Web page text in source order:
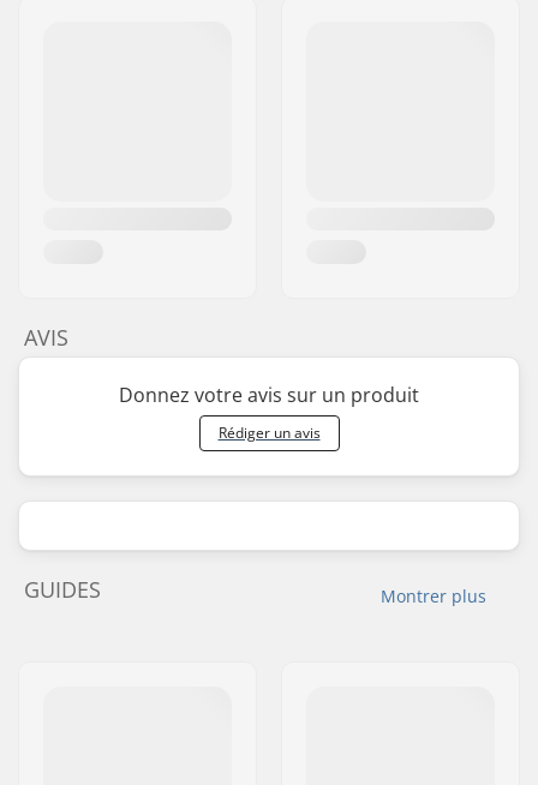
AVIS
Donnez votre avis sur un produit
Rédiger un avis
Montrer plus
GUIDES